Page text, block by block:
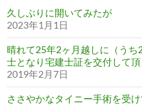
久しぶりに開いてみたが
2023年1月1日
晴れて25年2ヶ月越しに（うち
士となり宅建士証を交付して
2019年2月7日
ささやかなタイニー手術を受